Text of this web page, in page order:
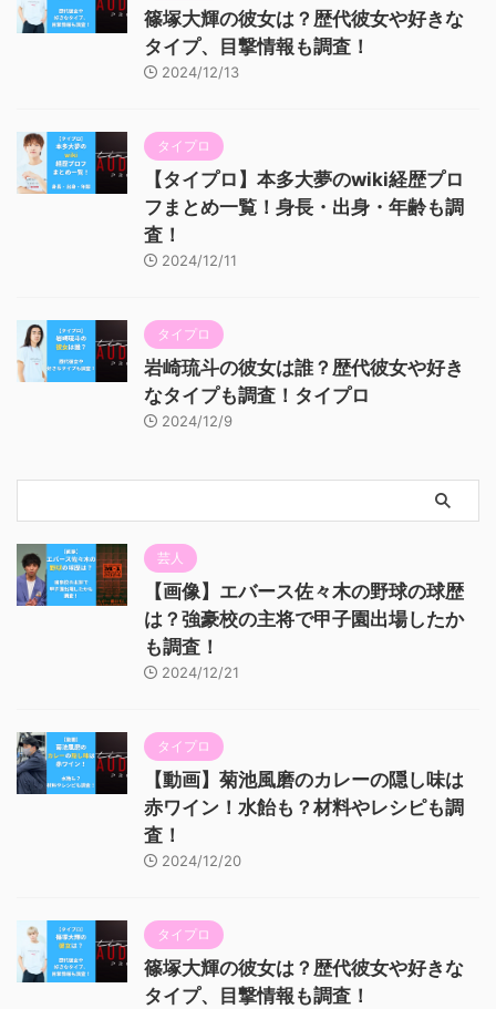
篠塚大輝の彼女は？歴代彼女や好きな
タイプ、目撃情報も調査！
2024/12/13
タイプロ
【タイプロ】本多大夢のwiki経歴プロ
フまとめ一覧！身長・出身・年齢も調
査！
2024/12/11
タイプロ
岩崎琉斗の彼女は誰？歴代彼女や好き
なタイプも調査！タイプロ
2024/12/9
芸人
【画像】エバース佐々木の野球の球歴
は？強豪校の主将で甲子園出場したか
も調査！
2024/12/21
タイプロ
【動画】菊池風磨のカレーの隠し味は
赤ワイン！水飴も？材料やレシピも調
査！
2024/12/20
タイプロ
篠塚大輝の彼女は？歴代彼女や好きな
タイプ、目撃情報も調査！